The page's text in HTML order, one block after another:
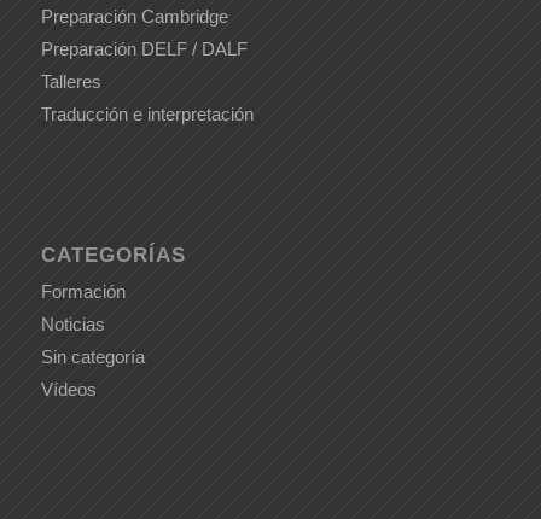
Preparación Cambridge
Preparación DELF / DALF
Talleres
Traducción e interpretación
CATEGORÍAS
Formación
Noticias
Sin categoría
Vídeos